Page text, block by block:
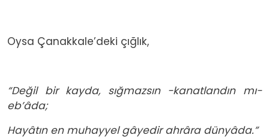
Oysa Çanakkale’deki çığlık,
“Değil bir kayda, sığmazsın -kanatlandın mı-
eb’âda;
Hayâtın en muhayyel gâyedir ahrâra dünyâda.”